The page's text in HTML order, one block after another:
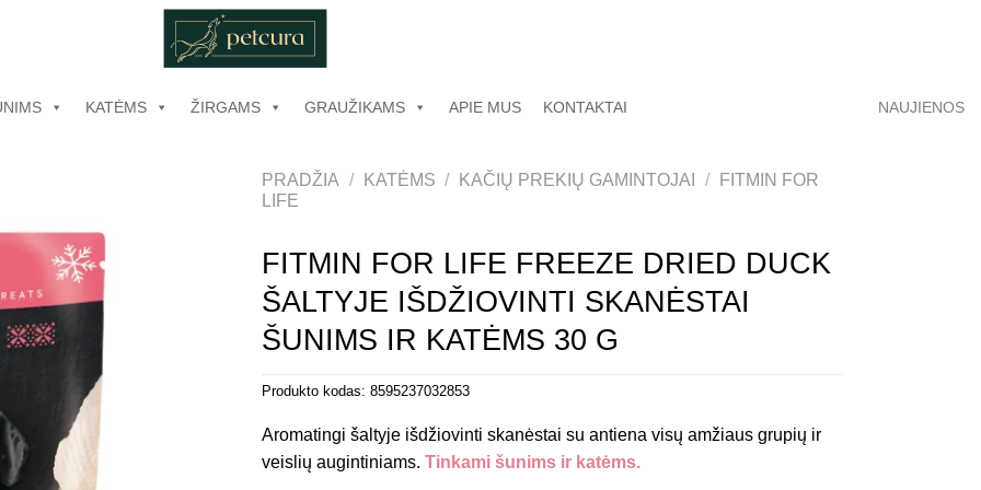
KATĖMS ŽIRGAMS GRAUŽIKAMS APIE MUS KONTAKTAI NAUJIENOS
PRADŽIA / KATĖMS / KAČIŲ PREKIŲ GAMINTOJAI /
FITMIN FOR
LIFE
FITMIN FOR LIFE FREEZE DRIED DUCK
ŠALTYJE IŠDŽIOVINTI SKANĖSTAI
ŠUNIMS IR KATĖMS 30 G
Produkto kodas: 8595237032853
Aromatingi šaltyje išdžiovinti skanėstai su antiena visų amžiaus grupių ir
veislių augintiniams. Tinkami šunims ir katėms.